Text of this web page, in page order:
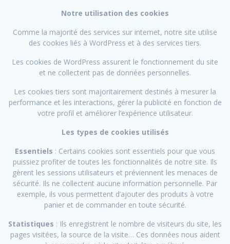
Notre utilisation des cookies
Comme la majorité des services sur internet, notre site utilise
des cookies liés à WordPress et à des services tiers.
Les cookies de WordPress assurent le fonctionnement du site
et ne collectent pas de données personnelles.
Les cookies tiers sont majoritairement destinés à mesurer la
performance et les interactions, gérer la publicité en fonction de
votre profil et améliorer l’expérience utilisateur.
Les types de cookies utilisés
Essentiels : Certains cookies sont essentiels pour que vous
puissiez profiter de toutes les fonctionnalités de notre site. Ils
gèrent les sessions utilisateurs et préviennent les menaces de
sécurité. Ils ne collectent aucune information personnelle. Par
exemple, ils vous permettent d’ajouter des produits à votre
panier et de commander en toute sécurité.
Statistiques : Ils enregistrent le nombre de visiteurs du site, les
pages visitées, la source de la visite… Ces données nous aident